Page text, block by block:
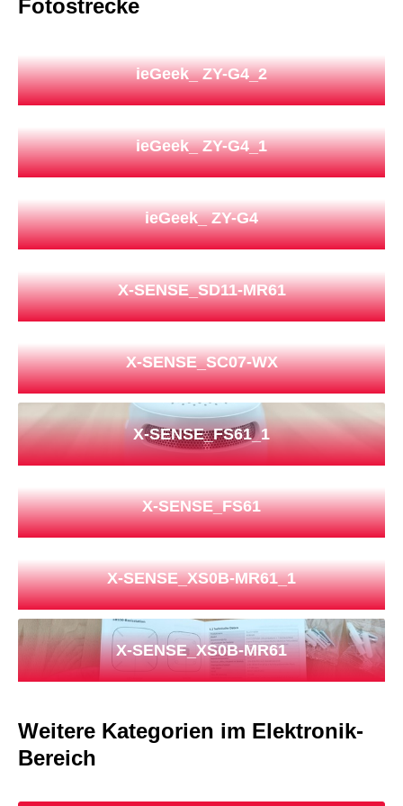
Fotostrecke
ieGeek_ ZY-G4_2
ieGeek_ ZY-G4_1
ieGeek_ ZY-G4
X-SENSE_SD11-MR61
X-SENSE_SC07-WX
X-SENSE_FS61_1
X-SENSE_FS61
X-SENSE_XS0B-MR61_1
X-SENSE_XS0B-MR61
Weitere Kategorien im Elektronik-
Bereich